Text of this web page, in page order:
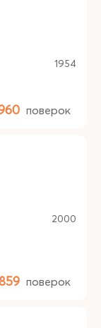
1954
поверок
2000
поверок